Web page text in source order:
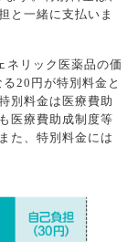
と一緒に支払いま
ネリック医薬品の価
20円が特別料金と
別料金は医療費助
医療費助成制度等
た、特別料金には